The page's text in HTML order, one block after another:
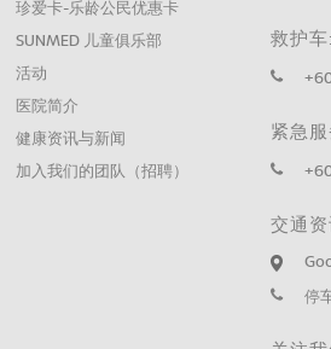
珍爱卡-乐龄公民优惠卡
SUNMED 儿童俱乐部
活动
医院简介
健康资讯与新闻
加入我们的团队（招聘）
救护车:
紧急服
交通资
停